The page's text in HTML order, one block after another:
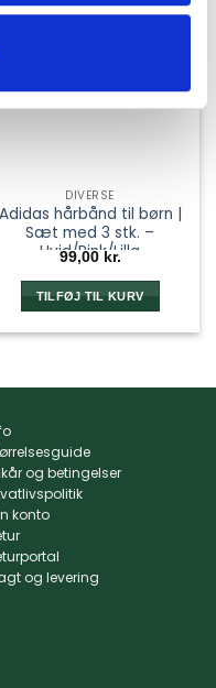
DIVERSE
Adidas hårbånd til børn |
Sæt med 3 stk. –
Hvid/Pink/Lilla
99,00 kr.
TILFØJ TIL KURV
og betingelser
konto
og levering